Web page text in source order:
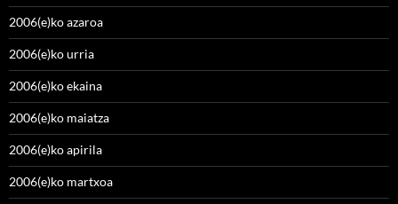
2006(e)ko azaroa
2006(e)ko urria
2006(e)ko ekaina
2006(e)ko maiatza
2006(e)ko apirila
2006(e)ko martxoa